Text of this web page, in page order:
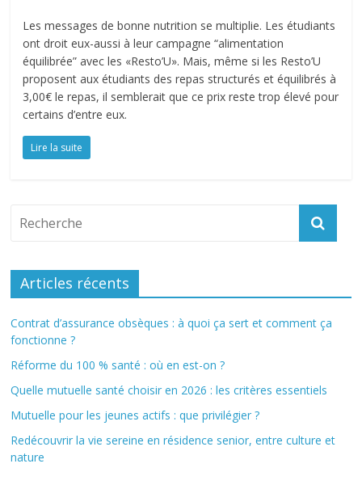
Les messages de bonne nutrition se multiplie. Les étudiants
ont droit eux-aussi à leur campagne “alimentation
équilibrée” avec les «Resto’U». Mais, même si les Resto’U
proposent aux étudiants des repas structurés et équilibrés à
3,00€ le repas, il semblerait que ce prix reste trop élevé pour
certains d’entre eux.
Lire la suite
Articles récents
Contrat d’assurance obsèques : à quoi ça sert et comment ça
fonctionne ?
Réforme du 100 % santé : où en est-on ?
Quelle mutuelle santé choisir en 2026 : les critères essentiels
Mutuelle pour les jeunes actifs : que privilégier ?
Redécouvrir la vie sereine en résidence senior, entre culture et
nature